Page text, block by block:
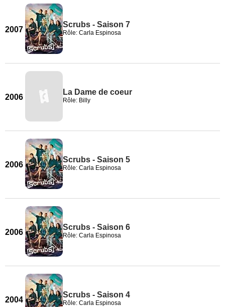
2007
Scrubs - Saison 7
Rôle: Carla Espinosa
2006
La Dame de coeur
Rôle: Billy
2006
Scrubs - Saison 5
Rôle: Carla Espinosa
2006
Scrubs - Saison 6
Rôle: Carla Espinosa
2004
Scrubs - Saison 4
Rôle: Carla Espinosa